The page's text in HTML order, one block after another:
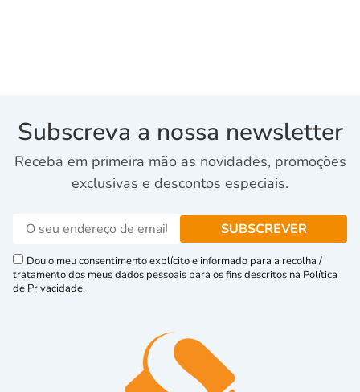
Subscreva a nossa newsletter
Receba em primeira mão as novidades, promoções
exclusivas e descontos especiais.
Dou o meu consentimento explícito e informado para a recolha /
tratamento dos meus dados pessoais para os fins descritos na Política
de Privacidade.